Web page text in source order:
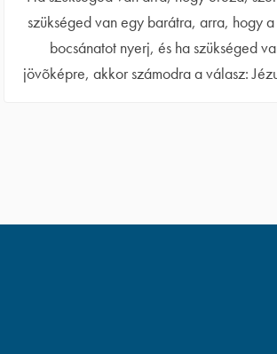
szükséged van egy barátra, arra, hogy
bocsánatot nyerj, és ha szükséged
jövõképre, akkor számodra a válasz: